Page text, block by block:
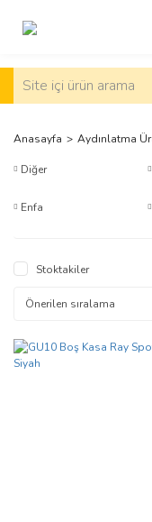
Anasayfa Aydınlatma
Diğer
Enfa
Stoktakiler